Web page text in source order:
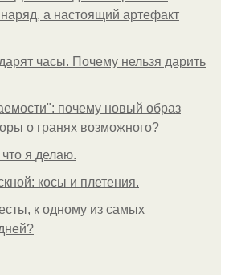
а настоящий артефакт
часы. Почему нельзя дарить
почему новый образ
о гранях возможного?
я делаю.
косы и плетения.
к одному из самых